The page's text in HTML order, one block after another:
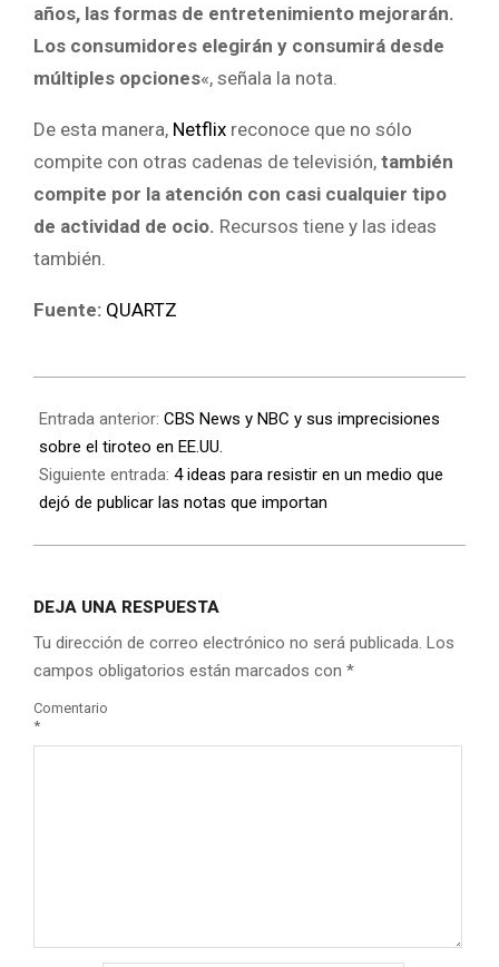
años, las formas de entretenimiento mejorarán.
Los consumidores elegirán y consumirá desde
múltiples opciones«, señala la nota.
De esta manera, Netflix reconoce que no sólo
compite con otras cadenas de televisión, también
compite por la atención con casi cualquier tipo
de actividad de ocio. Recursos tiene y las ideas
también.
Fuente: QUARTZ
Entrada anterior: CBS News y NBC y sus imprecisiones
sobre el tiroteo en EE.UU.
Siguiente entrada: 4 ideas para resistir en un medio que
dejó de publicar las notas que importan
DEJA UNA RESPUESTA
Tu dirección de correo electrónico no será publicada. Los
campos obligatorios están marcados con *
Comentario
*